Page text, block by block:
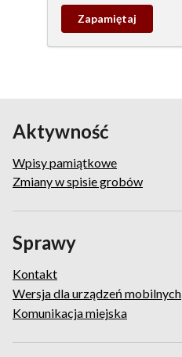
Zapamietaj
wpis
Aktywność
Wpisy pamiątkowe
Zmiany w spisie grobów
Sprawy
Kontakt
Wersja dla urządzeń mobilnych
Komunikacja miejska